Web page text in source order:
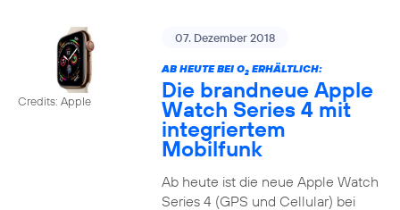
Credits: Apple
07. Dezember 2018
AB HEUTE BEI O2ERHÄLTLICH:
Die brandneue Apple
Watch Series 4 mit
integriertem
Mobilfunk
Ab heute ist die neue Apple Watch
Series 4 (GPS und Cellular) bei